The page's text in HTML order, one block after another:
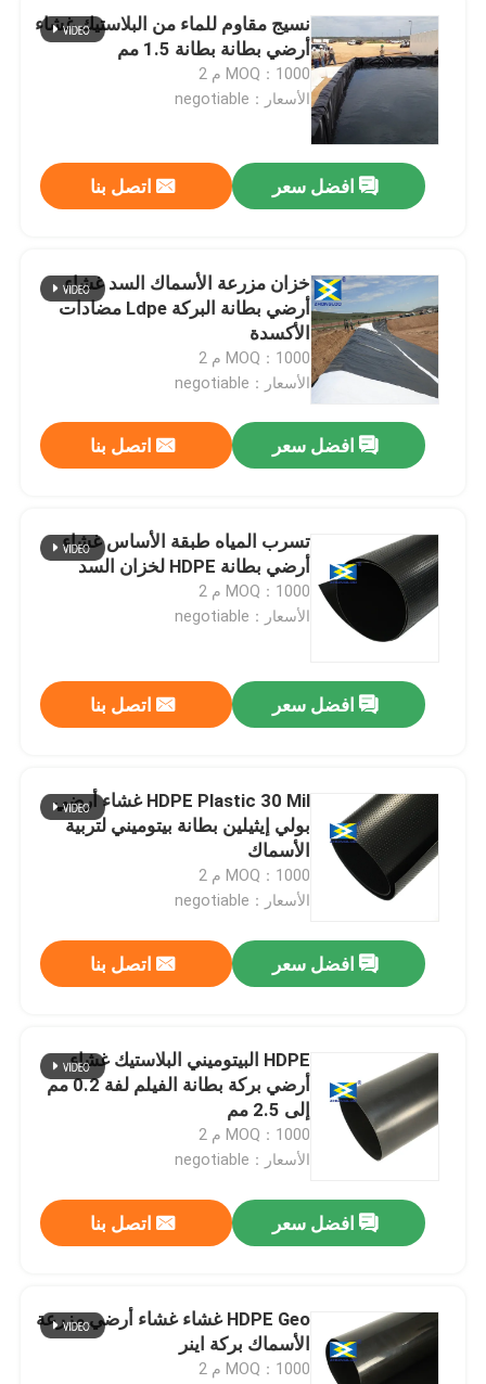
نسيج مقاوم للماء من البلاستيك غشاء
أرضي بطانة بطانة 1.5 مم
MOQ：1000 م 2
الأسعار：negotiable
افضل سعر اتصل بنا
خزان مزرعة الأسماك السد غشاء
أرضي بطانة البركة Ldpe مضادات
الأكسدة
MOQ：1000 م 2
الأسعار：negotiable
افضل سعر اتصل بنا
تسرب المياه طبقة الأساس غشاء
أرضي بطانة HDPE لخزان السد
MOQ：1000 م 2
الأسعار：negotiable
افضل سعر اتصل بنا
HDPE Plastic 30 Mil غشاء أرضي
بولي إيثيلين بطانة بيتوميني لتربية
الأسماك
MOQ：1000 م 2
الأسعار：negotiable
افضل سعر اتصل بنا
HDPE البيتوميني البلاستيك غشاء
أرضي بركة بطانة الفيلم لفة 0.2 مم
إلى 2.5 مم
MOQ：1000 م 2
الأسعار：negotiable
افضل سعر اتصل بنا
HDPE Geo غشاء غشاء أرضي مزرعة
الأسماك بركة اينر
MOQ：1000 م 2